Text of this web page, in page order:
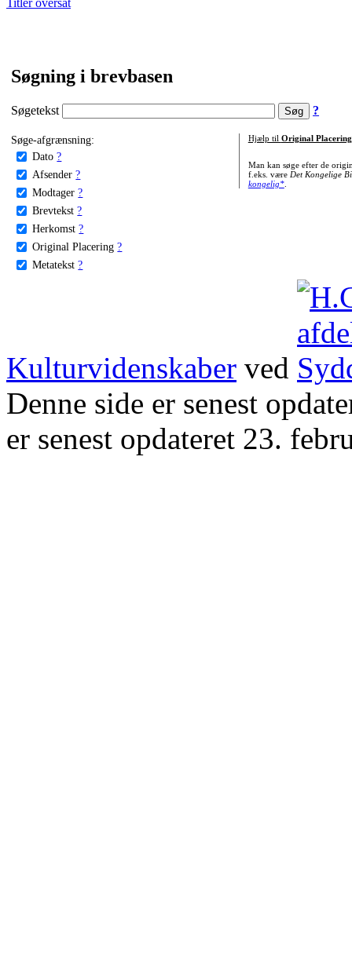
Søgning i brevbasen
Søgetekst ?
Søge-afgrænsning:
Dato ?
Afsender ?
Modtager ?
Brevtekst ?
Herkomst ?
Original Placering ?
Metatekst ?
Hjælp til Original Placering
Man kan søge efter de
f.eks. være Det Kongelige
kongelig*.
Kulturvidenskaber ved
Denne side er senest
er senest opdateret 23.